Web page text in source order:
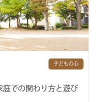
子どもの心
での関わり方と遊び